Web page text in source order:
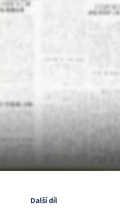
Další díl